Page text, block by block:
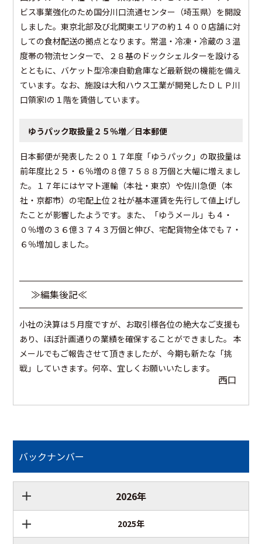
ビス事業強化のため国分川口流通センター（埼玉県）を開設
しました。東京北部及び北関東エリアの約１４００店舗に対
しての食材配送の拠点となります。常温・冷凍・冷蔵の３温
度帯の物流センターで、２８基のドックシェルターを設ける
とともに、バケット型冷凍自動倉庫など最新鋭の機能を備え
ています。なお、施設は大和ハウス工業が開発したＤＬＰ川
口領家Ⅰの１階を賃借しています。
ゆうパック取扱量２５％増／日本郵便
日本郵便が発表した２０１７年度「ゆうパック」の取扱量は
前年度比２５・６％増の８億７５８８万個と大幅に増えまし
た。１７年にはヤマト運輸（本社・東京）や佐川急便（本
社・京都市）の宅配上位２社が基本運賃を先行して値上げし
たことが影響したようです。また、「ゆうメール」も４・
０％増の３６億３７４３万個と伸び、宅配貨物全体でも７・
６％増加しました。
≫編集後記≪
小社の決算は５月度ですが、お取引様各位の絶大なご支援も
あり、ほぼ計画通りの業績を確保することができました。 本
メールでもご報告させて頂きましたが、今期も新たな「挑
戦」していきます。何卒、宜しくお願いいたします。
西口
バックナンバー
2026年
2025年